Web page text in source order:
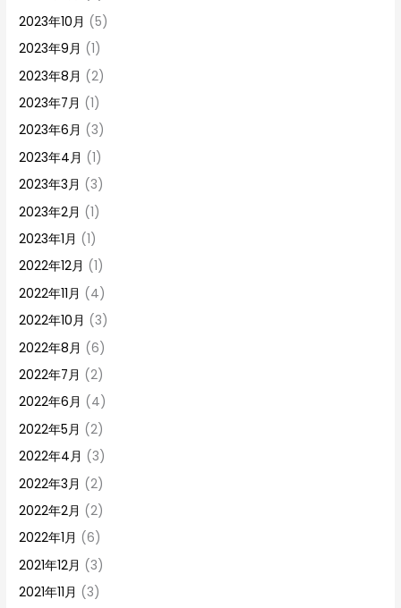
2023年10月 (5)
2023年9月 (1)
2023年8月 (2)
2023年7月 (1)
2023年6月 (3)
2023年4月 (1)
2023年3月 (3)
2023年2月 (1)
2023年1月 (1)
2022年12月 (1)
2022年11月 (4)
2022年10月 (3)
2022年8月 (6)
2022年7月 (2)
2022年6月 (4)
2022年5月 (2)
2022年4月 (3)
2022年3月 (2)
2022年2月 (2)
2022年1月 (6)
2021年12月 (3)
2021年11月 (3)